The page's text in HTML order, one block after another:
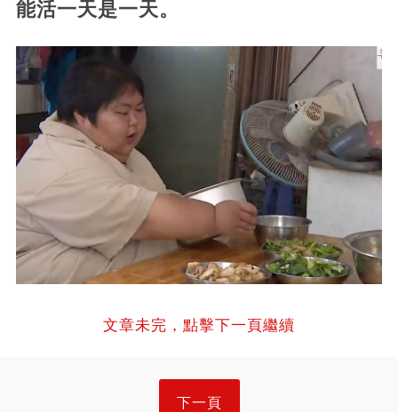
能活一天是一天。
文章未完，點擊下一頁繼續
下一頁